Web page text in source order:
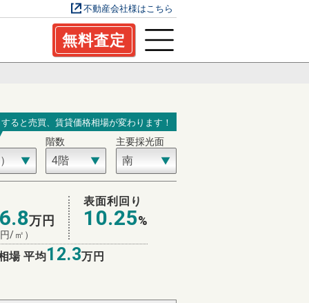
不動産会社様はこちら
無料査定
ると売買、賃貸価格相場が変わります！
階数 主要採光面
万円
円/㎡）
表面利回り
10.25%
場 平均12.3万円